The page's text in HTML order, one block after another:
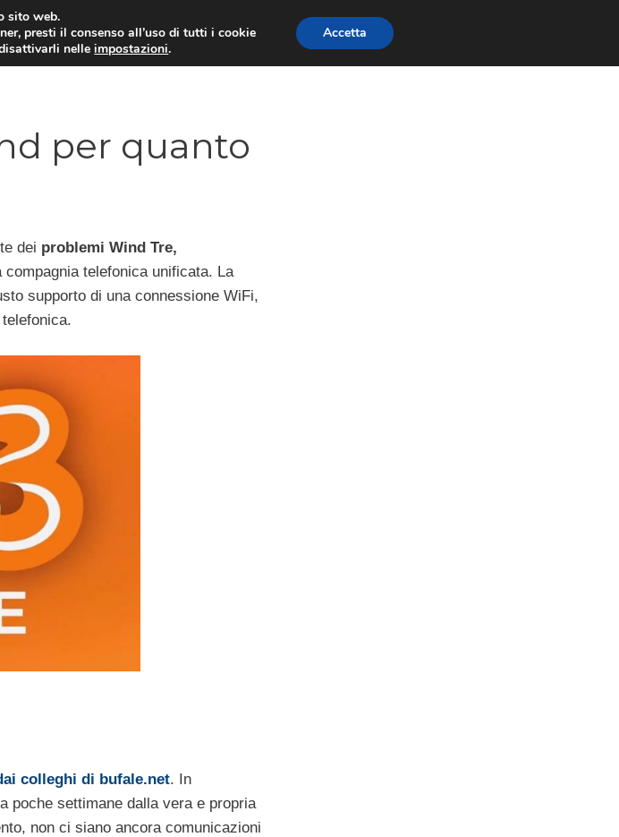
TARIFFE E PROMOZIONI
per quanto
dei problemi Wind Tre,
telefonica unificata. La
supporto di una connessione WiFi,
colleghi di bufale.net. In
poche settimane dalla vera e propria
non ci siano ancora comunicazioni
sito web.
presti il consenso all’uso di tutti i cookie
nelleimpostazioni.
Accetta